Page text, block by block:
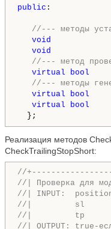
public :
//--- методы
void
void
//--- метод
virtual
bool
//--- методы
virtual
bool
virtual
bool
Реализация методов
CheckTrailingStopShort:
//
//| Проверка для
//| INPUT:  position
//|         sl
//|         tp
//| OUTPUT: true-